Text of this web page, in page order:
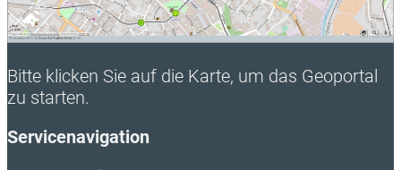
Bitte klicken Sie auf die Karte, um das Geoportal
zu starten.
Servicenavigation